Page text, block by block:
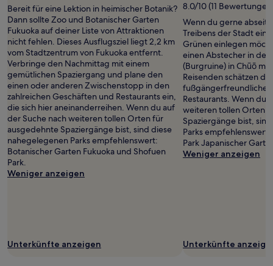
Bereit für eine Lektion in heimischer Botanik?
Dann sollte Zoo und Botanischer Garten
Fukuoka auf deiner Liste von Attraktionen
nicht fehlen. Dieses Ausflugsziel liegt 2,2 km
vom Stadtzentrum von Fukuoka entfernt.
Verbringe den Nachmittag mit einem
gemütlichen Spaziergang und plane den
einen oder anderen Zwischenstopp in den
zahlreichen Geschäften und Restaurants ein,
die sich hier aneinanderreihen. Wenn du auf
der Suche nach weiteren tollen Orten für
ausgedehnte Spaziergänge bist, sind diese
nahegelegenen Parks empfehlenswert:
Botanischer Garten Fukuoka und Shofuen
Park.
Weniger anzeigen
Unterkünfte anzeigen
8.0/10 (11
Wenn du gerne
Treibens der Stadt
Grünen einlegen
einen Abstecher in
(Burgruine) in Chūō
Reisenden schätzen
fußgängerfreundliche
Restaurants. Wenn du
weiteren tollen Orten
Spaziergänge bist,
Parks
Park Japanischer
Weniger anzeigen
Unterkünfte